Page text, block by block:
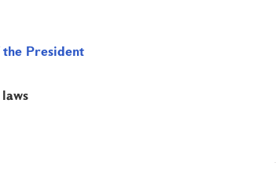
the President